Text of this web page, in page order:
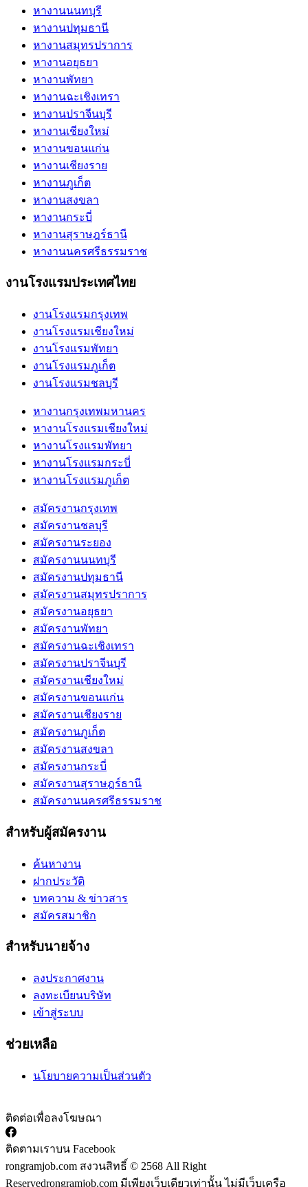
หางานนนทบุรี
หางานปทุมธานี
หางานสมุทรปราการ
หางานอยุธยา
หางานพัทยา
หางานฉะเชิงเทรา
หางานปราจีนบุรี
หางานเชียงใหม่
หางานขอนแก่น
หางานเชียงราย
หางานภูเก็ต
หางานสงขลา
หางานกระบี่
หางานสุราษฎร์ธานี
หางานนครศรีธรรมราช
งานโรงแรมประเทศไทย
งานโรงแรมกรุงเทพ
งานโรงแรมเชียงใหม่
งานโรงแรมพัทยา
งานโรงแรมภูเก็ต
งานโรงแรมชลบุรี
หางานกรุงเทพมหานคร
หางานโรงแรมเชียงใหม่
หางานโรงแรมพัทยา
หางานโรงแรมกระบี่
หางานโรงแรมภูเก็ต
สมัครงานกรุงเทพ
สมัครงานชลบุรี
สมัครงานระยอง
สมัครงานนนทบุรี
สมัครงานปทุมธานี
สมัครงานสมุทรปราการ
สมัครงานอยุธยา
สมัครงานพัทยา
สมัครงานฉะเชิงเทรา
สมัครงานปราจีนบุรี
สมัครงานเชียงใหม่
สมัครงานขอนแก่น
สมัครงานเชียงราย
สมัครงานภูเก็ต
สมัครงานสงขลา
สมัครงานกระบี่
สมัครงานสุราษฎร์ธานี
สมัครงานนครศรีธรรมราช
สำหรับผู้สมัครงาน
ค้นหางาน
ฝากประวัติ
บทความ & ข่าวสาร
สมัครสมาชิก
สำหรับนายจ้าง
ลงประกาศงาน
ลงทะเบียนบริษัท
เข้าสู่ระบบ
ช่วยเหลือ
นโยบายความเป็นส่วนตัว
ติดต่อเพื่อลงโฆษณา
ติดตามเราบน Facebook
rongramjob.com สงวนสิทธิ์ © 2568 All Right
Reservedrongramjob.com มีเพียงเว็บเดียวเท่านั้น ไม่มีเว็บเครือ